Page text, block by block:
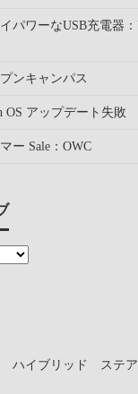
パワーなUSB充電器
ンキャンパス
OS アップデート失敗
ー Sale：OWC
ハイブリッド ステア